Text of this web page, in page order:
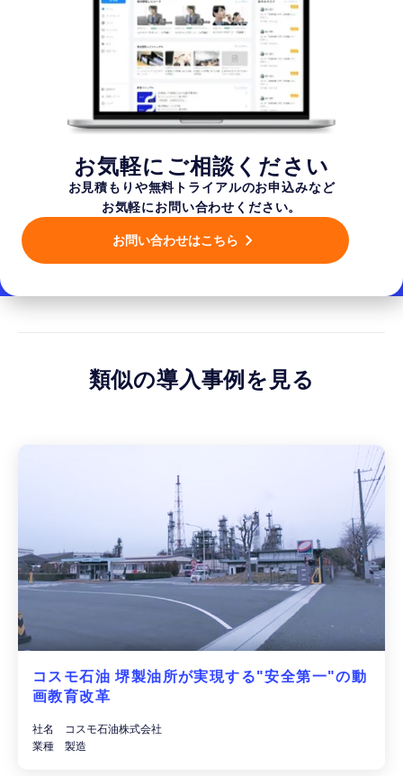
お気軽にご相談ください
お見積もりや無料トライアルのお申込みなど
お気軽にお問い合わせください。
お問い合わせはこちら
類似の導入事例を見る
コスモ石油 堺製油所が実現する"安全第一"の動
画教育改革
社名 コスモ石油株式会社
業種 製造